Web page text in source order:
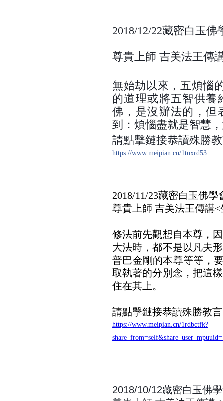
2018/12/22藏密白玉
尊貴上師 吉美法王傳
無始劫以來，五煩惱
的道理或將五智供養
佛，是沒辦法的，但
到：煩惱盡就是智慧
請點擊鏈接恭讀殊勝
https://www.meipian.cn/1tuxrd53…
2018/11/23藏密白玉佛
尊貴上師 吉美法王傳講
修法前先觀想自本尊，
大法時，都不是以凡夫
普巴金剛的本尊等等，
取執著的分別念，把這
住在其上。
請點擊鏈接恭讀殊勝教
https://www.meipian.cn/1rdbctfk?
2018/10/12藏密白玉佛